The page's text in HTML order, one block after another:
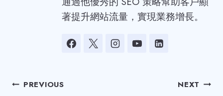
著提升網站流量，實現業務增長。
Post
PREVIOUS NEXT